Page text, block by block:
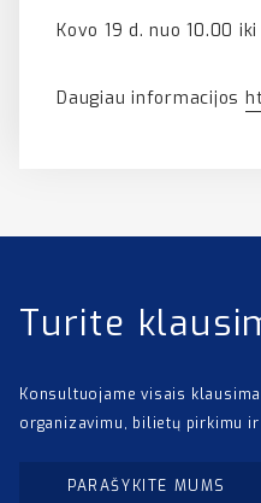
Kovo 19 d. nuo 10.00
Daugiau informacijos
Turite
Konsultuojame visais
organizavimu, bilietų pirkimu ir
PARAŠYKITE MUMS